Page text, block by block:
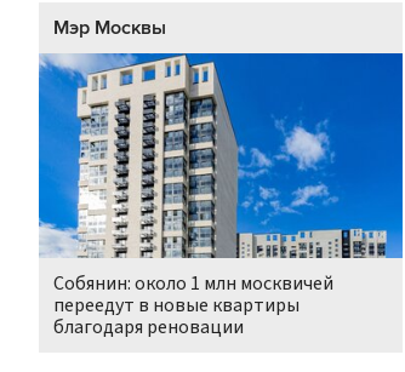
Мэр Москвы
Собянин: около 1 млн москвичей
переедут в новые квартиры
благодаря реновации